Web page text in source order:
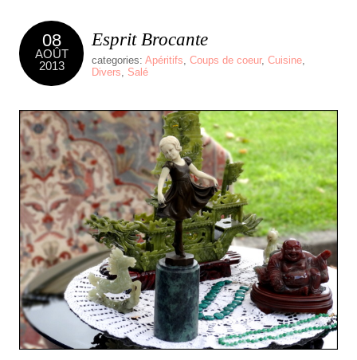
08
AOÛT
2013
Esprit Brocante
categories: Apéritifs, Coups de coeur, Cuisine,
Divers, Salé